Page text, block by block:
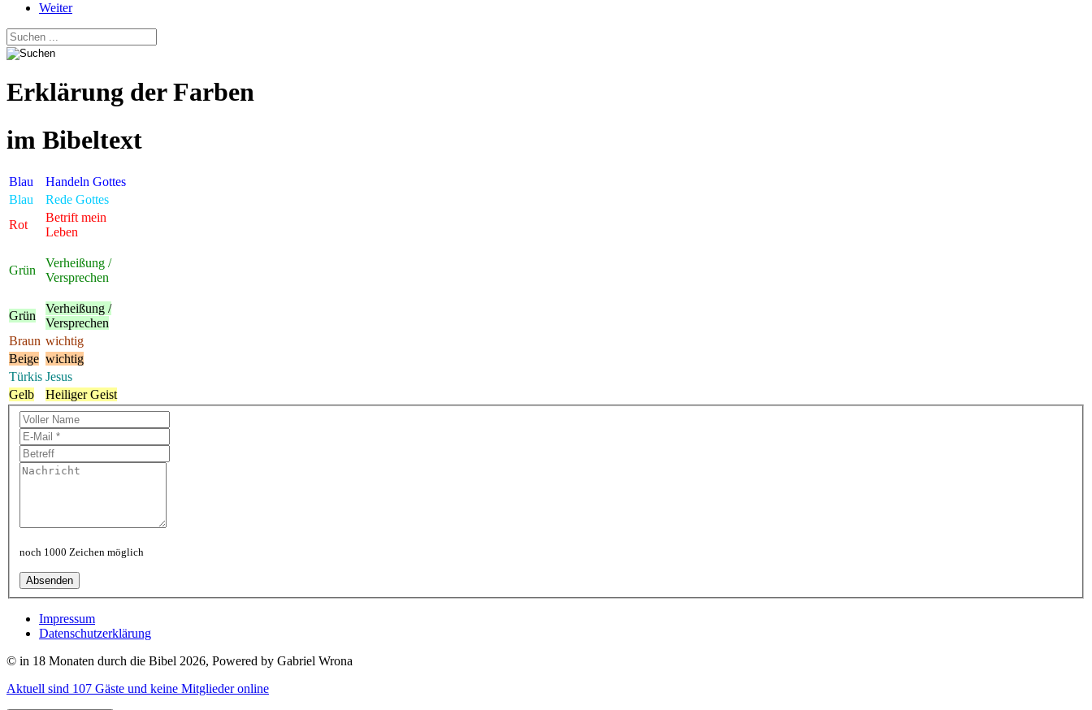
Weiter
Erklärung der Farben
im Bibeltext
Blau
Handeln Gottes
Blau
Rede Gottes
Rot
Betrift mein
Leben
Grün
Verheißung /
Versprechen
Grün
Verheißung /
Versprechen
Braun wichtig
Beige wichtig
Türkis Jesus
Gelb
Heiliger Geist
noch 1000 Zeichen möglich
Absenden
Impressum
Datenschutzerklärung
© in 18 Monaten durch die Bibel 2026, Powered by Gabriel Wrona
Aktuell sind 107 Gäste und keine Mitglieder online